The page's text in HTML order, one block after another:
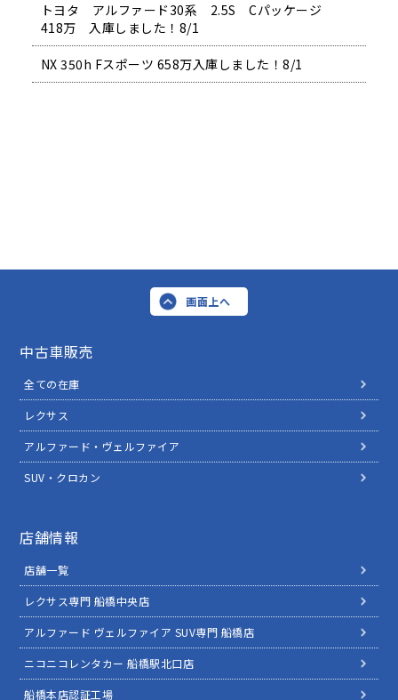
トヨタ アルファード30系 2.5S Cパッケージ
418万 入庫しました！8/1
NX 350h Fスポーツ 658万入庫しました！8/1
画面上へ
中古車販売
全ての在庫
レクサス
アルファード・ヴェルファイア
SUV・クロカン
店舗情報
店舗一覧
レクサス専門 船橋中央店
アルファード ヴェルファイア SUV専門 船橋店
ニコニコレンタカー 船橋駅北口店
船橋本店認証工場